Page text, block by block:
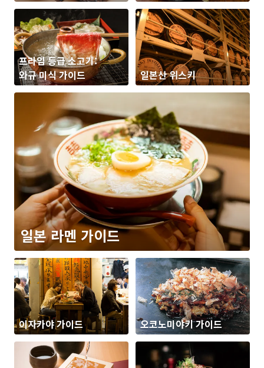
프라임 등급 소고기:
와규 미식 가이드
일본산 위스키
일본 라멘 가이드
이자카야 가이드 오코노미야키 가이드